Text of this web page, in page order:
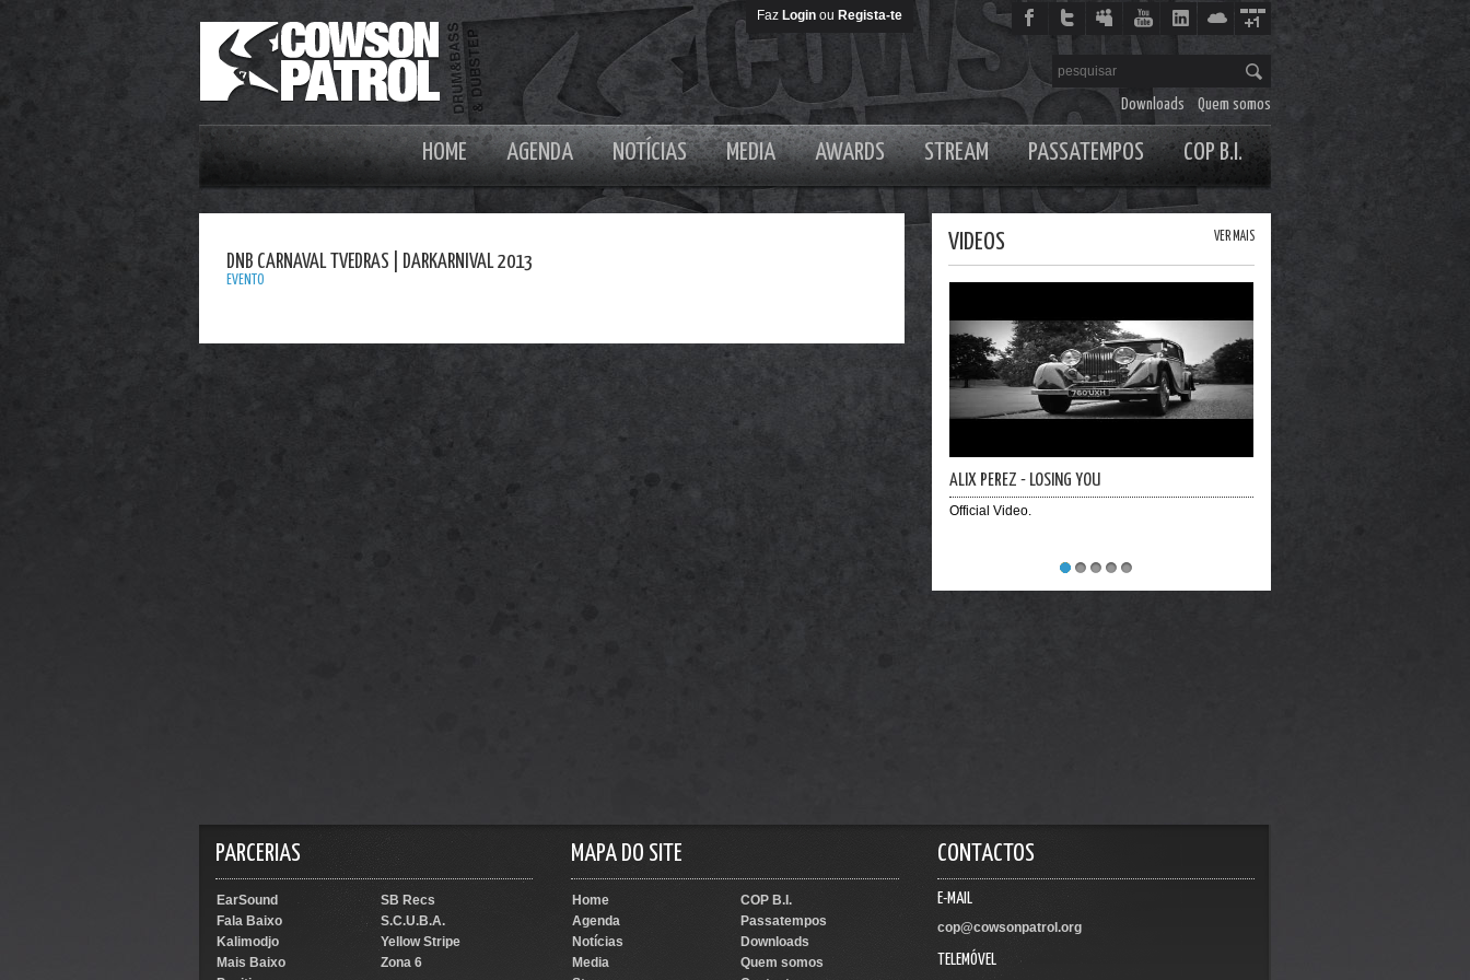
Faz Login ou Regista-te
Downloads Quem somos
HOME AGENDA NOTÍCIAS MEDIA AWARDS STREAM PASSATEMPOS COP B.I.
DNB CARNAVAL TVEDRAS | DARKARNIVAL 2013
EVENTO
VIDEOS VER MAIS
ALIX PEREZ - LOSING YOU
Official Video.
PARCERIAS
EarSound
SB Recs
Fala Baixo
S.C.U.B.A.
Kalimodjo
Yellow Stripe
Mais Baixo
Zona 6
MAPA DO SITE
Home
COP B.I.
Agenda
Passatempos
Notícias
Downloads
Media
Quem somos
CONTACTOS
E-MAIL
cop@cowsonpatrol.org
TELEMÓVEL